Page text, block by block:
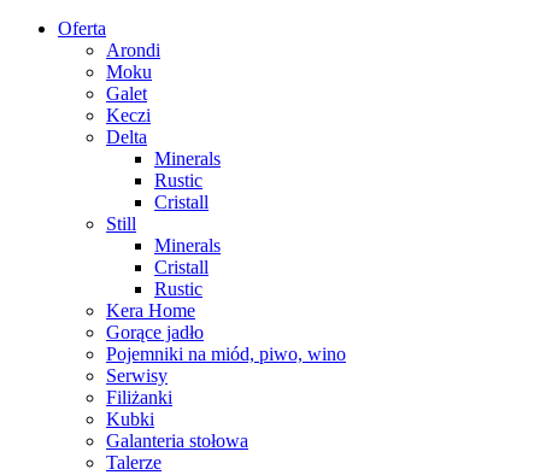
Oferta
Arondi
Moku
Galet
Keczi
Delta
Minerals
Rustic
Cristall
Still
Minerals
Cristall
Rustic
Kera Home
Gorące jadło
Pojemniki na miód, piwo, wino
Serwisy
Filiżanki
Kubki
Galanteria stołowa
Talerze